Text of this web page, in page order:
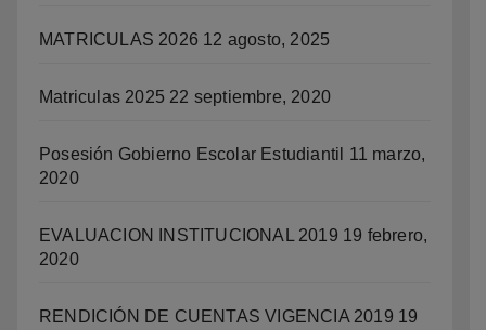
MATRICULAS 2026 12 agosto, 2025
Matriculas 2025 22 septiembre, 2020
Posesión Gobierno Escolar Estudiantil
11 marzo,
2020
EVALUACION INSTITUCIONAL 2019 19 febrero,
2020
RENDICIÓN DE CUENTAS VIGENCIA 2019 19